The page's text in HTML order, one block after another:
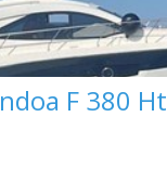
F 380 Ht